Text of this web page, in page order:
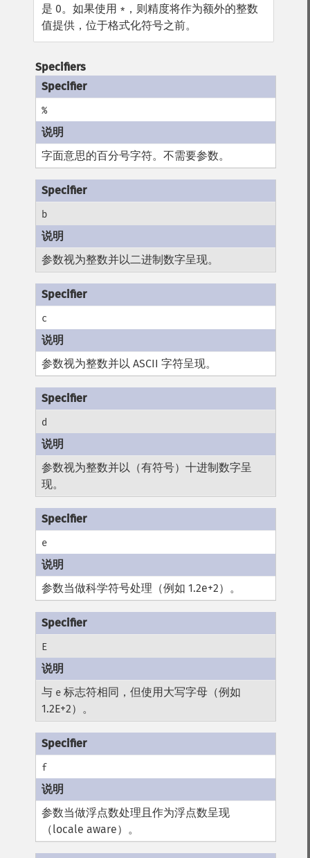
是 0。如果使用 * ，则精度将作为额外的整数
值提供，位于格式化符号之前。
Specifiers
%
字面意思的百分号字符。不需要参数。
b
参数视为整数并以二进制数字呈现。
c
参数视为整数并以 ASCII 字符呈现。
d
参数视为整数并以（有符号）十进制数字呈
现。
e
参数当做科学符号处理（例如 1.2e+2）。
E
与 e 标志符相同，但使用大写字母（例如
1.2E+2）。
f
参数当做浮点数处理且作为浮点数呈现
（locale aware）。